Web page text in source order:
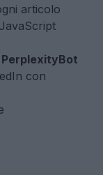
articolo
PerplexityBot
con